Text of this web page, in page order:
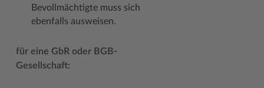
Bevollmächtigte muss sich
ebenfalls ausweisen.
für eine GbR oder BGB-
Gesellschaft: